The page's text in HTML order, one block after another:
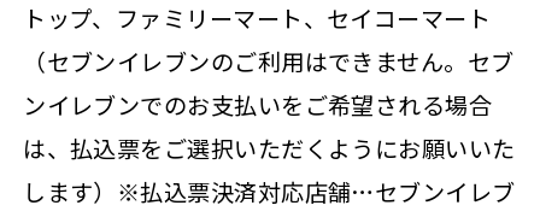
トップ、ファミリーマート、セイコーマート
（セブンイレブンのご利用はできません。セブ
ンイレブンでのお支払いをご希望される場合
は、払込票をご選択いただくようにお願いいた
します）※払込票決済対応店舗…セブンイレブ